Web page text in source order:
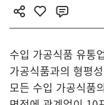
수입 가공식품 유통
가공식품과의 형평
모든 수입 가공식품